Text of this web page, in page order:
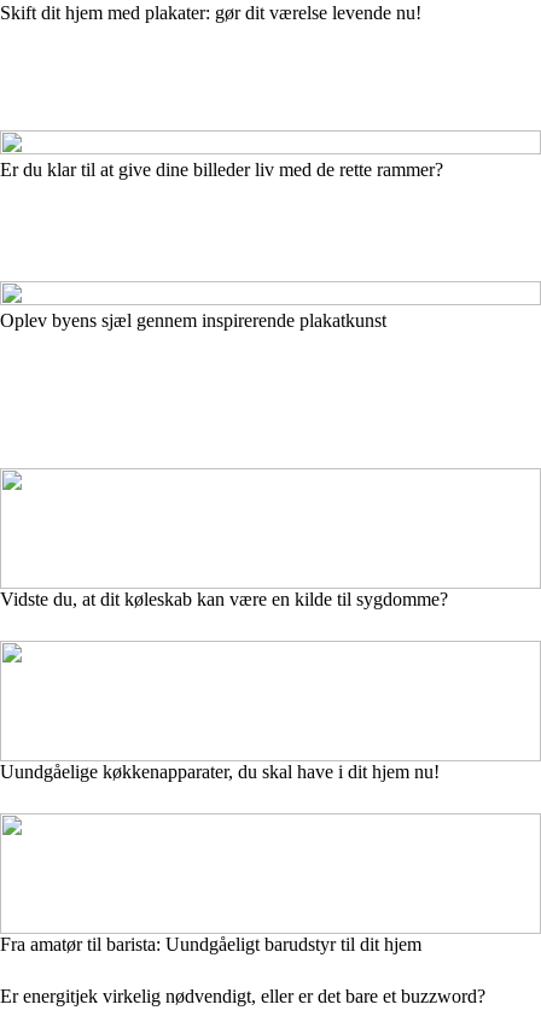
Skift dit hjem med plakater: gør dit værelse levende nu!
Er du klar til at give dine billeder liv med de rette rammer?
Oplev byens sjæl gennem inspirerende plakatkunst
Vidste du, at dit køleskab kan være en kilde til sygdomme?
Uundgåelige køkkenapparater, du skal have i dit hjem nu!
Fra amatør til barista: Uundgåeligt barudstyr til dit hjem
Er energitjek virkelig nødvendigt, eller er det bare et buzzword?